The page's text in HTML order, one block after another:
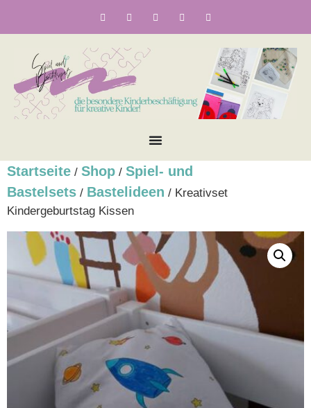
Startseite / Shop / Spiel- und
Bastelsets / Bastelideen / Kreativset
Kindergeburtstag Kissen